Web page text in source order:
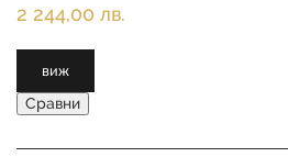
2 244,00 лв.
виж
Сравни